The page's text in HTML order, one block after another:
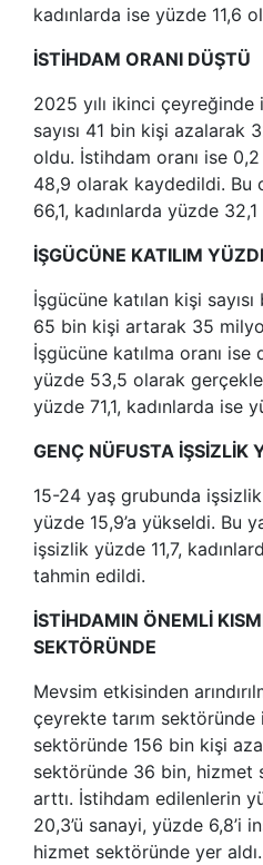
kadınlarda ise yüzde 11,6
İSTİHDAM ORANI DÜŞTÜ
2025 yılı ikinci
sayısı 41 bin kişi azalarak
oldu. İstihdam oranı ise
48,9 olarak kaydedildi. Bu
66,1, kadınlarda yüzde
İŞGÜCÜNE KATILIM
İşgücüne katılan kişi
65 bin kişi artarak 35
İşgücüne katılma oranı
yüzde 53,5 olarak
yüzde 71,1, kadınlarda ise
GENÇ NÜFUSTA İŞSİZLİK
15-24 yaş grubunda
yüzde 15,9’a yükseldi. Bu
işsizlik yüzde 11,7,
tahmin edildi.
İSTİHDAMIN ÖNEMLİ
SEKTÖRÜNDE
Mevsim etkisinden
çeyrekte tarım
sektöründe 156 bin kişi
sektöründe 36 bin, hizmet
arttı. İstihdam edilenlerin
20,3’ü sanayi, yüzde 6,8’i
hizmet sektöründe yer aldı.